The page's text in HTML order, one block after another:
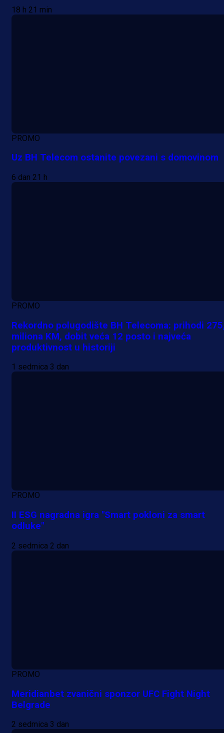
18 h 21 min
PROMO
Uz BH Telecom ostanite povezani s domovinom
6 dan 21 h
PROMO
Rekordno polugodište BH Telecoma: prihodi
miliona KM, dobit veća 12 posto i najveća
produktivnost u historiji
1 sedmica 3 dan
PROMO
II ESG nagradna igra "Smart pokloni za smart
odluke"
2 sedmica 2 dan
PROMO
Meridianbet zvanični sponzor UFC Fight Night
Belgrade
2 sedmica 3 dan